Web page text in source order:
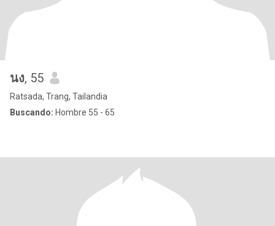
นง, 55
Ratsada, Trang, Tailandia
Buscando: Hombre 55 - 65